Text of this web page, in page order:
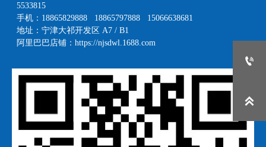
5533815
手机：18865829888 18865797888 15066638681
地址：宁津大祁开发区 A7 / B1
阿里巴巴店铺：https://njsdwl.1688.com

